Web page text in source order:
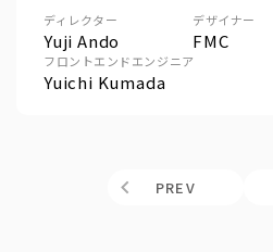
ディレクター
Yuji Ando
デザイナー
FMC
フロントエンドエンジニア
Yuichi Kumada
PREV